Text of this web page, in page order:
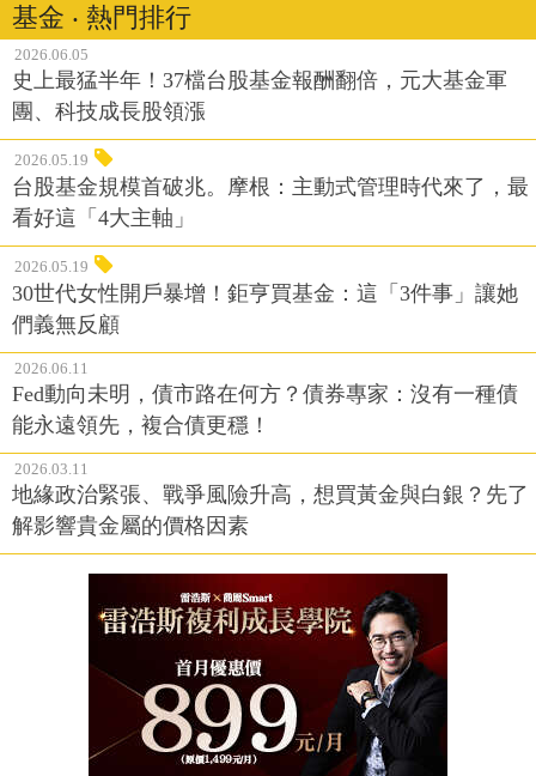
基金 ‧ 熱門排行
2026.06.05
史上最猛半年！37檔台股基金報酬翻倍，元大基金軍
團、科技成長股領漲
2026.05.19
台股基金規模首破兆。摩根：主動式管理時代來了，最
看好這「4大主軸」
2026.05.19
30世代女性開戶暴增！鉅亨買基金：這「3件事」讓她
們義無反顧
2026.06.11
Fed動向未明，債市路在何方？債券專家：沒有一種債
能永遠領先，複合債更穩！
2026.03.11
地緣政治緊張、戰爭風險升高，想買黃金與白銀？先了
解影響貴金屬的價格因素